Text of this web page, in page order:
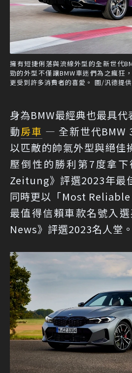
擁有短捷俐落與流線外型的全新世代
勁的外型不僅讓BMW車迷們為之瘋狂
更受到許多消費者的喜愛。 圖/汎德提供
身為BMW最經典也最具
動房車 — 全新世代BMW
以匹敵的帥氣外型與絕佳
壓倒性的勝利第7度拿
Zeitung》評選2023年最
同時更以「Most Reliable
最值得信賴車款名號入
News》評選2023名人堂。